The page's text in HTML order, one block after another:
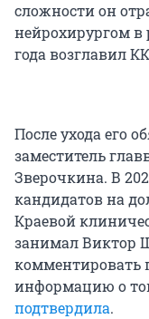
сложности он
нейрохирургом в
года возглавил
После ухода его
заместитель
Зверочкина. В
кандидатов на
Краевой
занимал Виктор
комментировать
информацию о
подтвердила.